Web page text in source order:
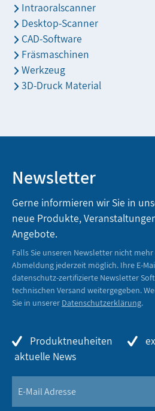
Intraoralscanner
Desktop-Scanner
CAD-Software
Fräsmaschinen
Werkzeug
3D-Druck Material
Newsletter
Gerne informieren wir Sie in
neue Produkte,
Angebote.
Falls Sie unseren Newsletter nicht
Abmeldung jederzeit möglich. Ihre E-
datenschutz-zertifizierte Newsletter
technischen Versand weitergegeben.
Sie in unserer Datenschutzerklärung.
Produktneuheiten
aktuelle News